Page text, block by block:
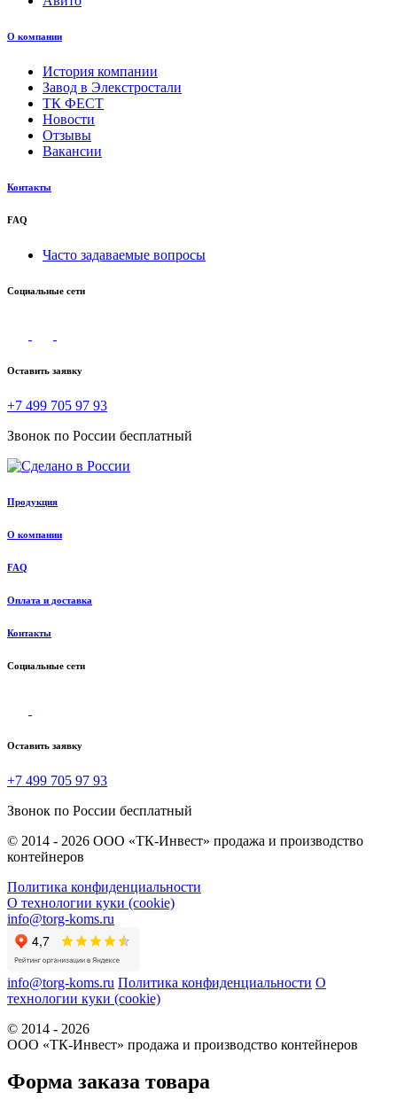
О компании
История компании
Завод в Элекстростали
ТК ФЕСТ
Новости
Отзывы
Вакансии
Контакты
FAQ
Часто задаваемые вопросы
Социальные сети
Оставить заявку
+7 499 705 97 93
Звонок по России бесплатный
Продукция
О компании
FAQ
Оплата и доставка
Контакты
Социальные сети
Оставить заявку
+7 499 705 97 93
Звонок по России бесплатный
© 2014 - 2026 ООО «ТК-Инвест» продажа и производство
контейнеров
Политика конфиденциальности
О технологии куки (cookie)
info@torg-koms.ru
info@torg-koms.ru Политика конфиденциальности О
технологии куки (cookie)
© 2014 - 2026
ООО «ТК-Инвест» продажа и производство контейнеров
Форма заказа товара